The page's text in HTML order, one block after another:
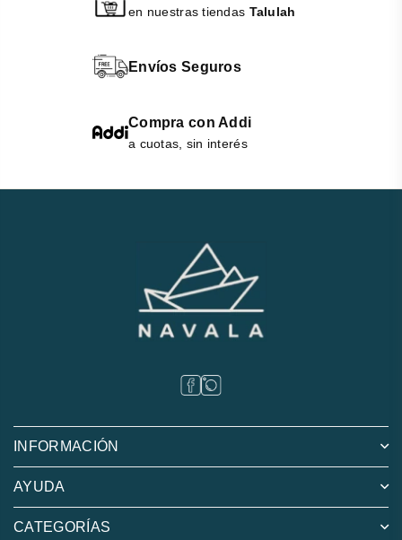
en nuestras tiendas Talulah
Envíos Seguros
Compra con Addi
a cuotas, sin interés
INFORMACIÓN
AYUDA
CATEGORÍAS